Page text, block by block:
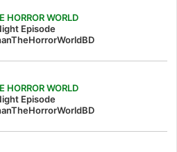
HORROR WORLD
Episode
HORROR WORLD
Episode